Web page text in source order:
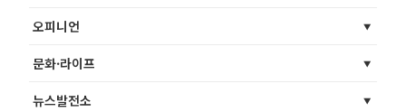
오피니언
문화·라이프
뉴스발전소